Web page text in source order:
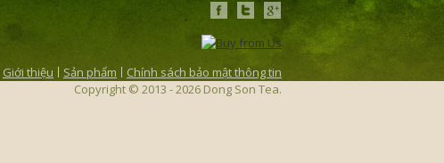
Giới thiệu Sản phẩm
Chính sách bảo mật thông tin
Copyright © 2013 - 2026 Dong Son Tea.